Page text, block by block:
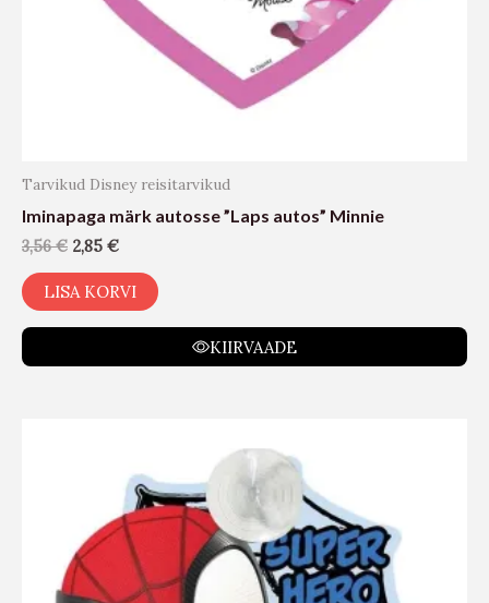
Tarvikud Disney reisitarvikud
Iminapaga märk autosse ”Laps autos” Minnie
3,56€ 2,85 €
LISA KORVI
KIIRVAADE